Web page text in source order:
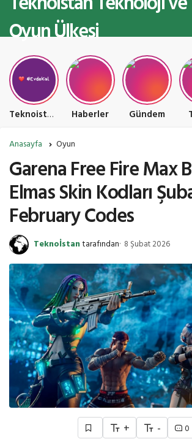
Oyun Ülkesi
Teknoistan Teknoloji ve Oyun Ülkesi Haberler Gündem
Anasayfa Oyun
Garena Free Fire Max
Elmas Skin Kodları
February Codes
Teknoİstantarafından 8 Şubat 2026
+ - 0